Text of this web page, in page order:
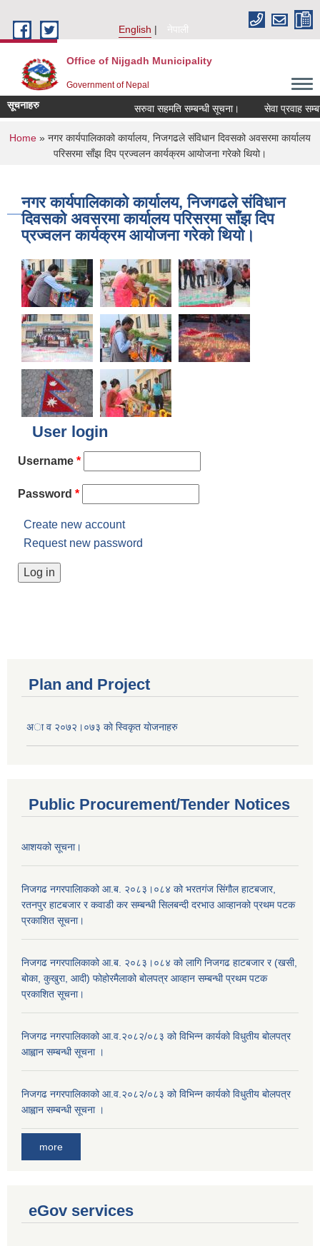
English
नेपाली
Office of Nijgadh Municipality
Government of Nepal
सूचनाहरु सरुवा सहमति सम्बन्धी सूचना। सेवा प्रवाह
You are here
Home » नगर कार्यपालिकाको कार्यालय, निजगढले संविधान दिवसको अवसरमा कार्यालय
परिसरमा साँझ दिप प्रज्वलन कार्यक्रम आयोजना गरेको थियो।
नगर कार्यपालिकाको कार्यालय, निजगढले संविधान
दिवसको अवसरमा कार्यालय परिसरमा साँझ दिप
प्रज्वलन कार्यक्रम आयोजना गरेको थियो।
User login
Username *
Password *
Create new account
Request new password
Plan and Project
अा व २०७२।०७३ काे स्विकृत याेजनाहरु
Public Procurement/Tender Notices
आशयको सूचना।
निजगढ नगरपालिाकको आ.ब. २०८३।०८४ को भरतगंज सिंगौल हाटबजार,
रतनपुर हाटबजार र कवाडी कर सम्बन्धी सिलबन्दी दरभाउ आव्हानको प्रथम पटक
प्रकाशित सूचना।
निजगढ नगरपालिकाको आ.ब. २०८३।०८४ को लागि निजगढ हाटबजार र (खसी,
बोका, कुखुरा, आदी) फोहोरमैलाको बोलपत्र आव्हान सम्बन्धी प्रथम पटक
प्रकाशित सूचना।
निजगढ नगरपालिकाको आ.व.२०८२/०८३ को विभिन्न कार्यको विधुतीय बोलपत्र
आह्वान सम्बन्धी सूचना ।
निजगढ नगरपालिकाको आ.व.२०८२/०८३ को विभिन्न कार्यको विधुतीय बोलपत्र
आह्वान सम्बन्धी सूचना ।
more
eGov services